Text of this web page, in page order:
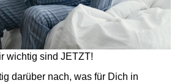
wichtig sind JETZT!
darüber nach, was für Dich in